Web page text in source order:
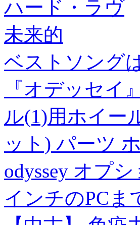
ハード・ラヴ
未来的
ベストソング
『オデッセイ
ル(1)用ホイー
ット) パーツ
odyssey オプ
インチのPCま